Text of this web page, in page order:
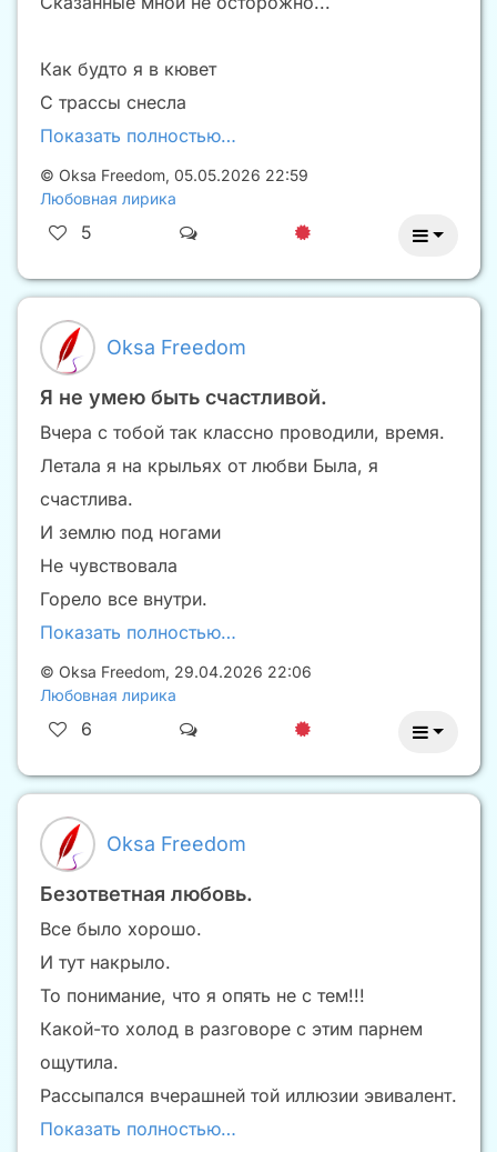
Как будто я в кювет
С трассы снесла
Показать полностью…
© Oksa Freedom, 05.05.2026 22:59
Любовная лирика
5
Oksa Freedom
Я не умею быть счастливой.
Вчера с тобой так классно проводили, время.
Летала я на крыльях от любви Была, я
счастлива.
И землю под ногами
Не чувствовала
Горело все внутри.
Показать полностью…
© Oksa Freedom, 29.04.2026 22:06
Любовная лирика
6
Oksa Freedom
Безответная любовь.
Все было хорошо.
И тут накрыло.
То понимание, что я опять не с тем!!!
Какой-то холод в разговоре с этим парнем
ощутила.
Рассыпался вчерашней той иллюзии эвивалент.
Показать полностью…